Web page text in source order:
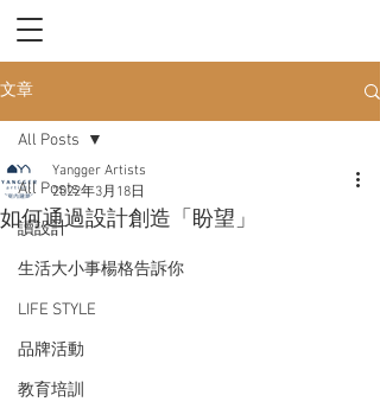
文章
All Posts
讀設計
生活大小事楊格告訴你
LIFE STYLE
品牌活動
教育培訓
All Posts
如何通過設計創造「盼望」
Yangger Artists
2022年3月18日